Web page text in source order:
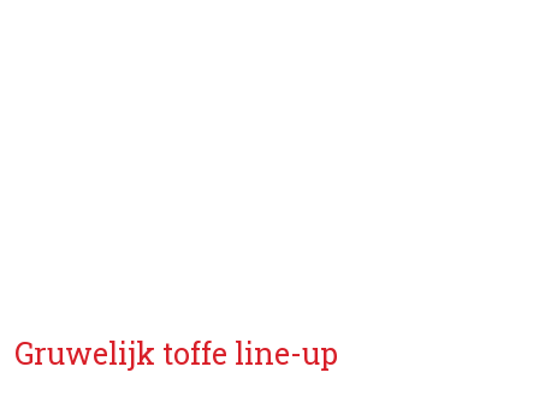
Gruwelijk toffe line-up